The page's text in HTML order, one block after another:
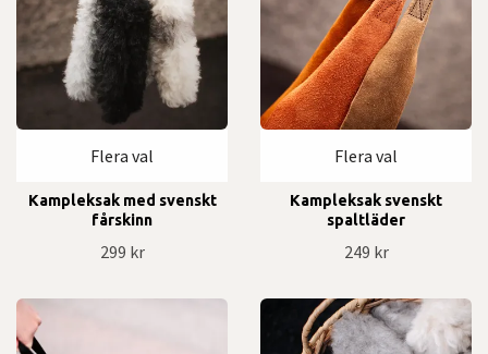
Flera val
Kampleksak med svenskt
fårskinn
299 kr
Flera val
Kampleksak svenskt
spaltläder
249 kr